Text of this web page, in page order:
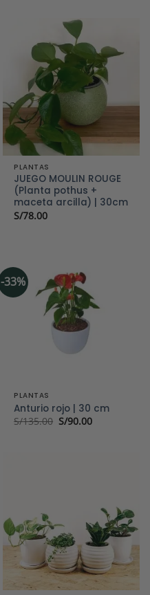
PLANTAS
JUEGO MOULIN ROUGE
(Planta pothus +
maceta arcilla) | 30cm
S/78.00
-33%
PLANTAS
Anturio rojo | 30 cm
S/135.00 El
precio
S/90.00El